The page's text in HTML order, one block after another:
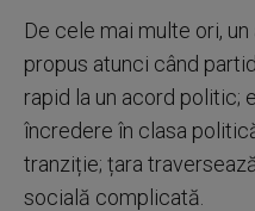
De cele mai multe ori,
propus atunci când
rapid la un acord politic;
încredere în clasa
tranziție; țara
socială complicată.